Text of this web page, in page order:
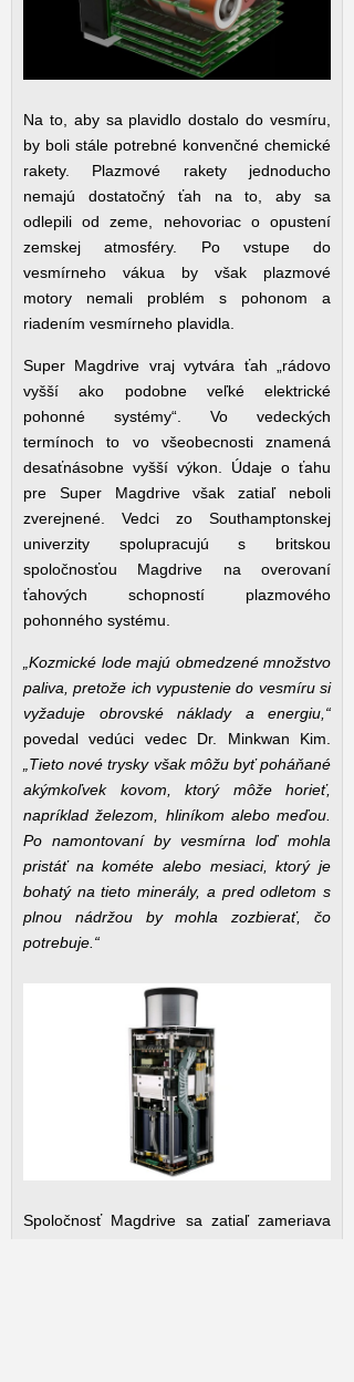
Na to, aby sa plavidlo dostalo do vesmíru,
by boli stále potrebné konvenčné chemické
rakety. Plazmové rakety jednoducho
nemajú dostatočný ťah na to, aby sa
odlepili od zeme, nehovoriac o opustení
zemskej atmosféry. Po vstupe do
vesmírneho vákua by však plazmové
motory nemali problém s pohonom a
riadením vesmírneho plavidla.
Super Magdrive vraj vytvára ťah „rádovo
vyšší ako podobne veľké elektrické
pohonné systémy“. Vo vedeckých
termínoch to vo všeobecnosti znamená
desaťnásobne vyšší výkon. Údaje o ťahu
pre Super Magdrive však zatiaľ neboli
zverejnené. Vedci zo Southamptonskej
univerzity spolupracujú s britskou
spoločnosťou Magdrive na overovaní
ťahových schopností plazmového
pohonného systému.
„Kozmické lode majú obmedzené množstvo
paliva, pretože ich vypustenie do vesmíru si
vyžaduje obrovské náklady a energiu,“
povedal vedúci vedec Dr. Minkwan Kim.
„Tieto nové trysky však môžu byť poháňané
akýmkoľvek kovom, ktorý môže horieť,
napríklad železom, hliníkom alebo meďou.
Po namontovaní by vesmírna loď mohla
pristáť na kométe alebo mesiaci, ktorý je
bohatý na tieto minerály, a pred odletom s
plnou nádržou by mohla zozbierať, čo
potrebuje.“
Spoločnosť Magdrive sa zatiaľ zameriava